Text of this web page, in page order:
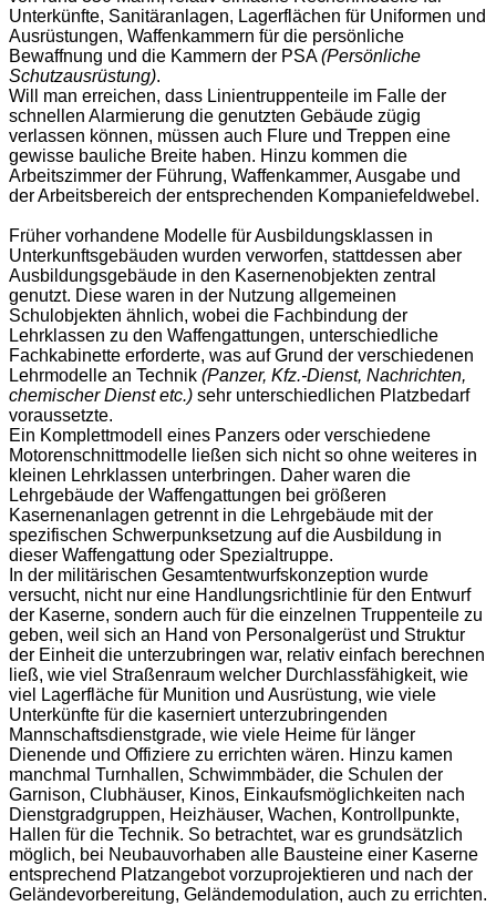
Unterkünfte, Sanitäranlagen, Lagerflächen für Uniformen und
Ausrüstungen, Waffenkammern für die persönliche
Bewaffnung und die Kammern der PSA(Persönliche
Schutzausrüstung).
Will man erreichen, dass Linientruppenteile im Falle der
schnellen Alarmierung die genutzten Gebäude zügig
verlassen können, müssen auch Flure und Treppen eine
gewisse bauliche Breite haben. Hinzu kommen die
Arbeitszimmer der Führung, Waffenkammer, Ausgabe und
der Arbeitsbereich der entsprechenden Kompaniefeldwebel.
Früher vorhandene Modelle für Ausbildungsklassen in
Unterkunftsgebäuden wurden verworfen, stattdessen aber
Ausbildungsgebäude in den Kasernenobjekten zentral
genutzt. Diese waren in der Nutzung allgemeinen
Schulobjekten ähnlich, wobei die Fachbindung der
Lehrklassen zu den Waffengattungen, unterschiedliche
Fachkabinette erforderte, was auf Grund der verschiedenen
Lehrmodelle an Technik (Panzer, Kfz.-Dienst, Nachrichten,
chemischer Dienst etc.) sehr unterschiedlichen Platzbedarf
voraussetzte.
Ein Komplettmodell eines Panzers oder verschiedene
Motorenschnittmodelle ließen sich nicht so ohne weiteres in
kleinen Lehrklassen unterbringen. Daher waren die
Lehrgebäude der Waffengattungen bei größeren
Kasernenanlagen getrennt in die Lehrgebäude mit der
spezifischen Schwerpunksetzung auf die Ausbildung in
dieser Waffengattung oder Spezialtruppe.
In der militärischen Gesamtentwurfskonzeption wurde
versucht, nicht nur eine Handlungsrichtlinie für den Entwurf
der Kaserne, sondern auch für die einzelnen Truppenteile zu
geben, weil sich an Hand von Personalgerüst und Struktur
der Einheit die unterzubringen war, relativ einfach berechnen
ließ, wie viel Straßenraum welcher Durchlassfähigkeit, wie
viel Lagerfläche für Munition und Ausrüstung, wie viele
Unterkünfte für die kaserniert unterzubringenden
Mannschaftsdienstgrade, wie viele Heime für länger
Dienende und Offiziere zu errichten wären. Hinzu kamen
manchmal Turnhallen, Schwimmbäder, die Schulen der
Garnison, Clubhäuser, Kinos, Einkaufsmöglichkeiten nach
Dienstgradgruppen, Heizhäuser, Wachen, Kontrollpunkte,
Hallen für die Technik. So betrachtet, war es grundsätzlich
möglich, bei Neubauvorhaben alle Bausteine einer Kaserne
entsprechend Platzangebot vorzuprojektieren und nach der
Geländevorbereitung, Geländemodulation, auch zu errichten.